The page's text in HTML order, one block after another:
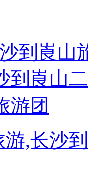
,长沙